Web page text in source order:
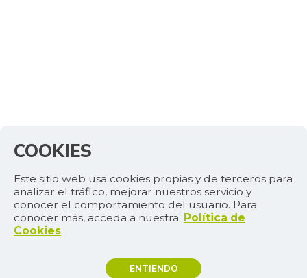
COOKIES
Este sitio web usa cookies propias y de terceros para
analizar el tráfico, mejorar nuestros servicio y
conocer el comportamiento del usuario. Para
conocer más, acceda a nuestra. Política de
Cookies.
ENTIENDO